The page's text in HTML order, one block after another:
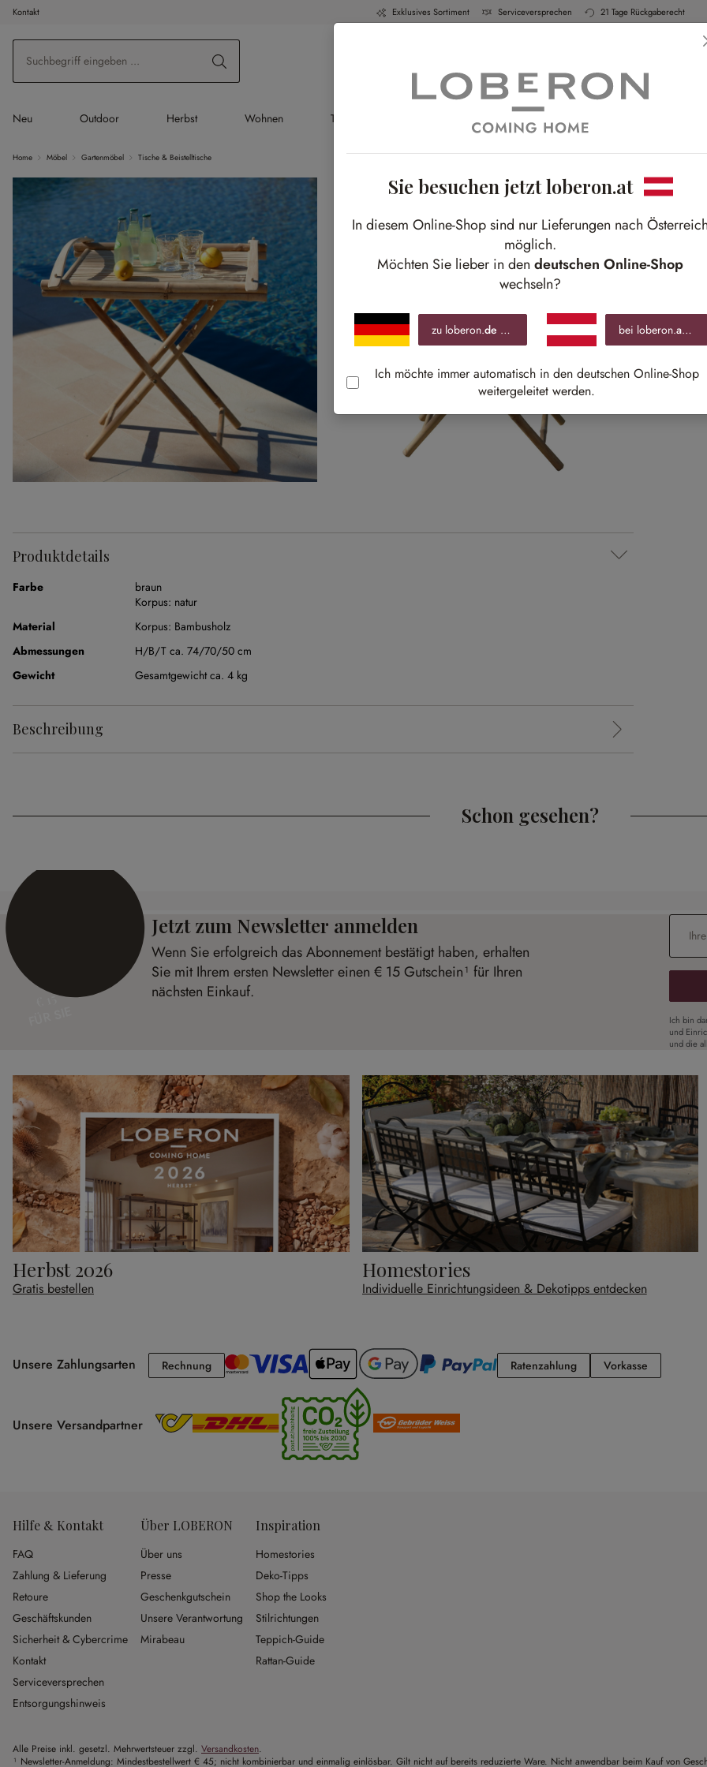
Hauptinhalt springen
Zur Suche springen
Zur Hauptnavigation springen
Kontakt Exklusives Sortiment Serviceversprechen 21 Tage Rückgaberecht
Neu Outdoor Herbst Wohnen Tisch & Küche Schlafen Bad
Home Möbel Gartenmöbel Tische & Beistelltische
€
inkl.
Produktdetails
Farbe
braun
Korpus: natur
Material
Korpus: Bambusholz
Abmessungen
H/B/T ca. 74/70/50 cm
Gewicht
Gesamtgewicht ca. 4 kg
Beschreibung
Schon gesehen?
€ 15
Jetzt zum Newsletter anmelden
Wenn Sie erfolgreich das Abonnement bestätigt haben, erhalten
Sie mit Ihrem ersten Newsletter einen € 15 Gutschein¹ für Ihren
nächsten Einkauf.
E-Mail-
Ich bin
und
und die
Herbst 2026
Gratis bestellen
Homestories
Individuelle Einrichtungsideen & Dekotipps entdecken
Unsere Zahlungsarten RechnungRechnung RatenzahlungRatenzahlung
VorkasseVorkasse
Unsere Versandpartner
Hilfe & Kontakt
FAQ
Zahlung & Lieferung
Retoure
Geschäftskunden
Sicherheit & Cybercrime
Kontakt
Serviceversprechen
Entsorgungshinweis
Über LOBERON
Über uns
Presse
Geschenkgutschein
Unsere Verantwortung
Mirabeau
Inspiration
Homestories
Deko-Tipps
Shop the Looks
Stilrichtungen
Teppich-Guide
Rattan-Guide
Alle Preise inkl. gesetzl. Mehrwertsteuer zzgl. Versandkosten.
¹ Newsletter-Anmeldung: Mindestbestellwert € 45; nicht kombinierbar und einmalig einlösbar. Gilt nicht auf bereits reduzierte Ware. Nicht anwendbar beim Kauf von
Sie besuchen jetzt loberon.at
In diesem Online-Shop sind nur Lieferungen nach Österreich
möglich.
Möchten Sie lieber in den deutschen Online-Shop
wechseln?
zu loberon.de bei loberon.at
Ich möchte immer automatisch in den deutschen Online-Shop
weitergeleitet werden.